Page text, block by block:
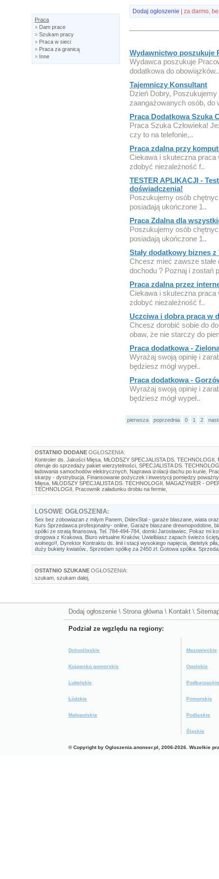
Praca
» Dam prace
» Szukam pracy
» Praca w sieci
» Praca za granicą
» Inne
Dodaj ogłoszenie | za darmo,
Wydawnictwo poszukuje
Wydawca poszukuje
dodatkowa do obowiązków..
Tajemniczy Konsultant
Dzień Dobry,
zaangażowanych osób, do
Praca Dodatkowa Szuka
Praca Szuka Człowieka!
czy to na telefonie,..
Praca zdalna przy
Ciekawa i skuteczna
zdobyć niezależność f..
TESTER APLIKACJI -
doświadczenia!
Poszukujemy osób
posiadają ukończone 1..
Praca Zdalna dla
Poszukujemy osób
posiadają ukończone 1..
Stały dodatkowy biznes z
Chcesz mieć zawsze stałe
dochodu ? Poznaj i zostań
Praca zdalna przez
Ciekawa i skuteczna
zdobyć niezależność f..
Uczciwa i dobra praca w
Chcesz dorobić sobie do
obaw, że nie starczy do
Praca dodatkowa -
Wyrażaj swoją opinię i
będziesz mógł wypeł..
Praca dodatkowa -
Wyrażaj swoją opinię i
będziesz mógł wypeł..
pierwsza poprzednia 0 1 2
OSTATNIO DODANE OGŁOSZENIA:
Kontroler ds. Jakości Mięsa MŁODSZY SPECJALISTA DS. TECHNOLOGII
oferuje do sprzedaży pakiet wierzytelności SPECJALISTA DS.
ładowania samochodów elektrycznych Naprawa izolacji dachu po kunie
skarpy - dystrybucja
Finansowanie pożyczek i inwestycji pomiędzy
Mięsa MŁODSZY SPECJALISTA DS. TECHNOLOGII
MAGAZYNIER -
TECHNOLOGII
Pracownik załadunku drobiu na fermie
LOSOWE OGŁOSZENIA:
Sex bez zobowiazan z milym Panem
DidexStal - garaże blaszane, wiata
Kurs Sprzedawca profesjonalny- online Garaże blaszane drewnopodobne,
spółki ze stratą finansową. Tel. 784-494-784 domki Jarosławiec
Pokaz mi
drogowa z Krakowa
Biuro wirtualne Kraków, Uwielbiasz zapach świeżo
wolnego!!
Dyrektor Kontraktu ds. linii i stacji wysokiego napięcia dietetyk
duży bukiety kwiatów.
Sprzedam spółkę za 2450 zł. Gotowa spółka.
OSTATNIO SZUKANE OGŁOSZENIA:
szukam szukam dalej
Dodaj ogłoszenie \ Strona główna\ Kontakt \
Podział ze wgzlędu na regiony:
Dolnośląskie
Kujawsko pomorskie
Lubelskie
Łódzkie
Małopolskie
Mazowieckie
Opolskie
Podkarpackie
Pomorskie
Podlaskie
Śląskie
© Copyright by Ogloszenia.anonser.pl, 2006-2026. Wszelkie